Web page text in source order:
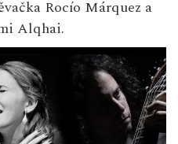
Rocío Márquez a
Alqhai.